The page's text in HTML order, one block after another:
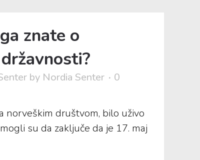
znate o
by Nordia Senter
0
norveškim društvom, bilo uživo
su da zaključe da je 17. maj